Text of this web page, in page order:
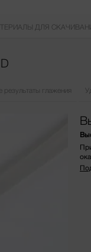
ДЛЯ
результаты глажения